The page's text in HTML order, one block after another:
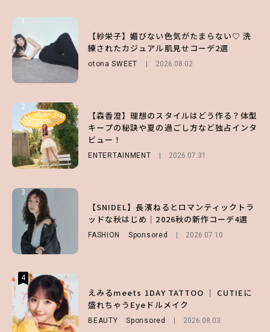
1
【紗栄子】媚びない色気がたまらない♡ 洗
練されたカジュアル肌見せコーデ2選
otona SWEET 2026.08.02
2
【森香澄】理想のスタイルはどう作る？体型
キープの秘訣や夏の過ごし方など独占インタ
ビュー！
ENTERTAINMENT 2026.07.31
3
【SNIDEL】長濱ねるとロマンティックトラ
ッドな秋はじめ｜2026秋の新作コーデ4選
FASHION Sponsored 2026.07.10
4
えみるmeets 1DAY TATTOO ｜ CUTIEに
盛れちゃうEyeドルメイク
BEAUTY Sponsored 2026.08.03
1
【ハローキティ】がスシローと初コラボ♡
第1弾の気になるメニュー＆限定グッズを総
チェック！
2026.07.31
2
【大原優乃】夏メイクはプレイフルに！ドキ
ッとしちゃう色っぽ“うるみ目”のつくり方
3
【森香澄】理想のスタイルはどう作る？体型
キープの秘訣や夏の過ごし方など独占インタ
ビュー！
ENTERTAINMENT 2026.07.31
4
【スタバ】約160通りのカスタマイズができ
る⁉ 39店舗限定『My フルーツ³ フラペチー
ノ®』を徹底レポ♡
2026.07.30
1
【SNIDEL】長濱ねるとロマンティックトラ
ッドな秋はじめ｜2026秋の新作コーデ4選
FASHION Sponsored 2026.07.10
2
【付録】総柄ハローキティが可愛すぎ♡ 紀
ノ国屋コラボの“優秀保冷バッグ”は夏の強
い味方！【オトナミューズ9月号増刊】
FUROKU 2026.07.12
3
【谷まりあ】夏は“シアースカート”でさり
げなく肌見せ！透け感のニュアンスを楽しめ
るマストハブアイテム4選
4
【ハローキティ】がスシローと初コラボ♡
第1弾の気になるメニュー＆限定グッズを総
チェック！
2026.07.31